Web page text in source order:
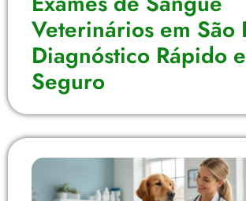
Veterinários em São
Diagnóstico Rápido e
Seguro